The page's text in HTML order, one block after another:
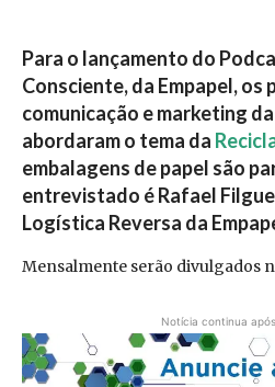
Para o lançamento do
Consciente, da Empapel, os
comunicação e marketing
abordaram o tema da
embalagens de papel são
entrevistado éRafael
Logística Reversa da
Mensalmente serão divulgados
Notícia continua